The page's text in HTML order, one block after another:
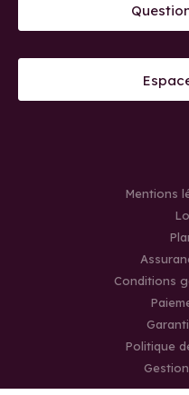
Mentions
Conditions
Politique